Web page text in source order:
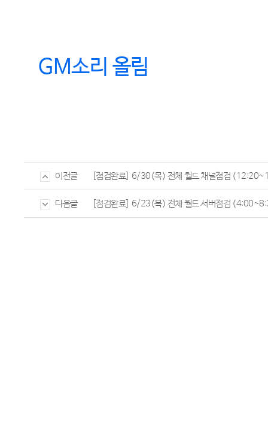
GM소리 올림
이전글 [점검완료] 6/30(목) 전체 월드 채널점검
다음글 [점검완료] 6/23(목) 전체 월드 서버점검